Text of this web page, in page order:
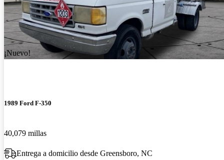
¡Nuevo!
1989 Ford F-350
40,079 millas
Entrega a domicilio desde Greensboro, NC